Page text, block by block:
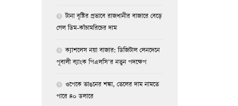
টানা বৃষ্টির প্রভাবে রাজধানীর বাজারে বেড়ে
গেল ডিম-কাঁচামরিচের দাম
ক্যাশলেস নয়া বাজার: ডিজিটাল লেনদেনে
পূবালী ব্যাংক পিএলসি’র নতুন পদক্ষেপ
ওপেকে ভাঙনের শঙ্কা, তেলের দাম নামতে
পারে ৪০ ডলারে